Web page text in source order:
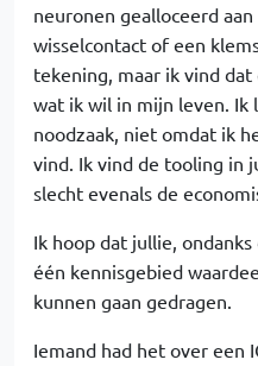
neuronen gealloceerd
wisselcontact of een
tekening, maar ik vind
wat ik wil in mijn leven. Ik
noodzaak, niet omdat ik
vind. Ik vind de tooling in
slecht evenals de
Ik hoop dat jullie,
één kennisgebied
kunnen gaan gedragen.
Iemand had het over een